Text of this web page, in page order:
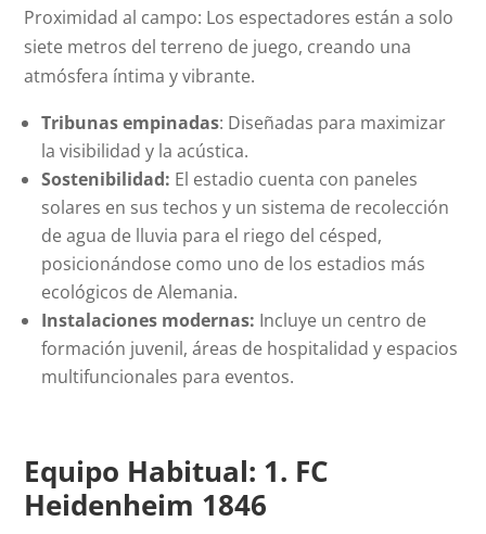
Proximidad al campo: Los espectadores están a solo
siete metros del terreno de juego, creando una
atmósfera íntima y vibrante.
Tribunas empinadas: Diseñadas para maximizar
la visibilidad y la acústica.
Sostenibilidad: El estadio cuenta con paneles
solares en sus techos y un sistema de recolección
de agua de lluvia para el riego del césped,
posicionándose como uno de los estadios más
ecológicos de Alemania.
Instalaciones modernas: Incluye un centro de
formación juvenil, áreas de hospitalidad y espacios
multifuncionales para eventos.
Equipo Habitual: 1. FC
Heidenheim 1846